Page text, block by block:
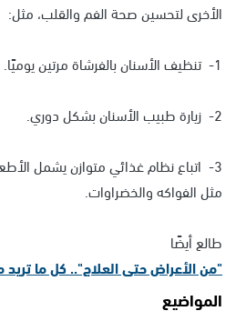
الأخرى لتحسين صحة الفم والقلب، مثل:
1- تنظيف الأسنان بالفرشاة مرتين يوميًا.
2- زيارة طبيب الأسنان بشكل دوري.
3- اتباع نظام غذائي متوازن يشمل
مثل الفواكه والخضراوات.
طالع أيضًا
"من الأعراض حتى العلاج".. كل ما
المواضيع